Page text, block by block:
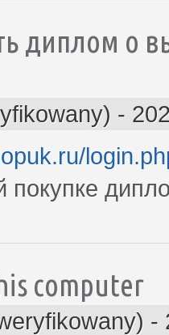
диплом о
-
покупке
computer
-